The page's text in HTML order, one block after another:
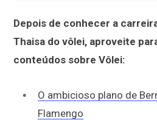
Depois de conhecer a
Thaisa do vôlei, aproveite
conteúdos sobre Vôlei:
O ambicioso plano de
Flamengo